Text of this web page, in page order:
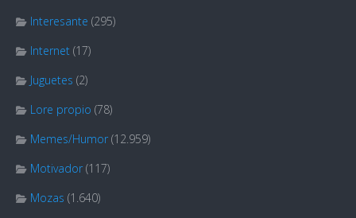
Interesante (295)
Internet (17)
Juguetes (2)
Lore propio (78)
Memes/Humor (12.959)
Motivador (117)
Mozas (1.640)